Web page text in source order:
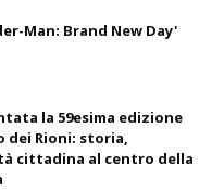
Man: Brand New Day'
la 59esima edizione
dei Rioni: storia,
cittadina al centro della